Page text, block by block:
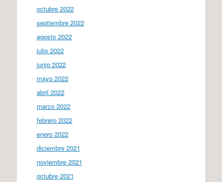
octubre 2022
septiembre 2022
agosto 2022
julio 2022
junio 2022
mayo 2022
abril 2022
marzo 2022
febrero 2022
enero 2022
diciembre 2021
noviembre 2021
octubre 2021